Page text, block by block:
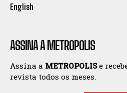
English
ASSINA A METROPOLIS
Assina a METROPOLISe
revista todos os meses.